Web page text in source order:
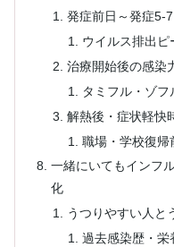
発症前日～発症5-
ウイルス排出ピ
治療開始後の感染
タミフル・ゾ
解熱後・症状軽快
職場・学校復帰
一緒にいてもインフ
化
うつりやすい人と
過去感染歴・栄